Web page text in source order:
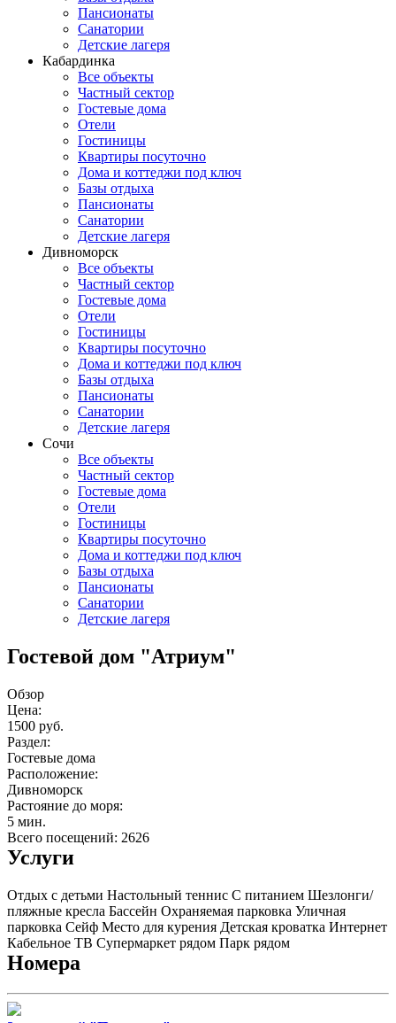
Пансионаты
Санатории
Детские лагеря
Кабардинка
Все объекты
Частный сектор
Гостевые дома
Отели
Гостиницы
Квартиры посуточно
Дома и коттеджи под ключ
Базы отдыха
Пансионаты
Санатории
Детские лагеря
Дивноморск
Все объекты
Частный сектор
Гостевые дома
Отели
Гостиницы
Квартиры посуточно
Дома и коттеджи под ключ
Базы отдыха
Пансионаты
Санатории
Детские лагеря
Сочи
Все объекты
Частный сектор
Гостевые дома
Отели
Гостиницы
Квартиры посуточно
Дома и коттеджи под ключ
Базы отдыха
Пансионаты
Санатории
Детские лагеря
Гостевой дом "Атриум"
Обзор
Цена:
1500 руб.
Раздел:
Гостевые дома
Расположение:
Дивноморск
Растояние до моря:
5 мин.
Всего посещений: 2626
Услуги
Отдых с детьми Настольный теннис С питанием Шезлонги/
пляжные кресла Бассейн Охраняемая парковка Уличная
парковка Сейф Место для курения Детская кроватка Интернет
Кабельное ТВ Супермаркет рядом Парк рядом
Номера